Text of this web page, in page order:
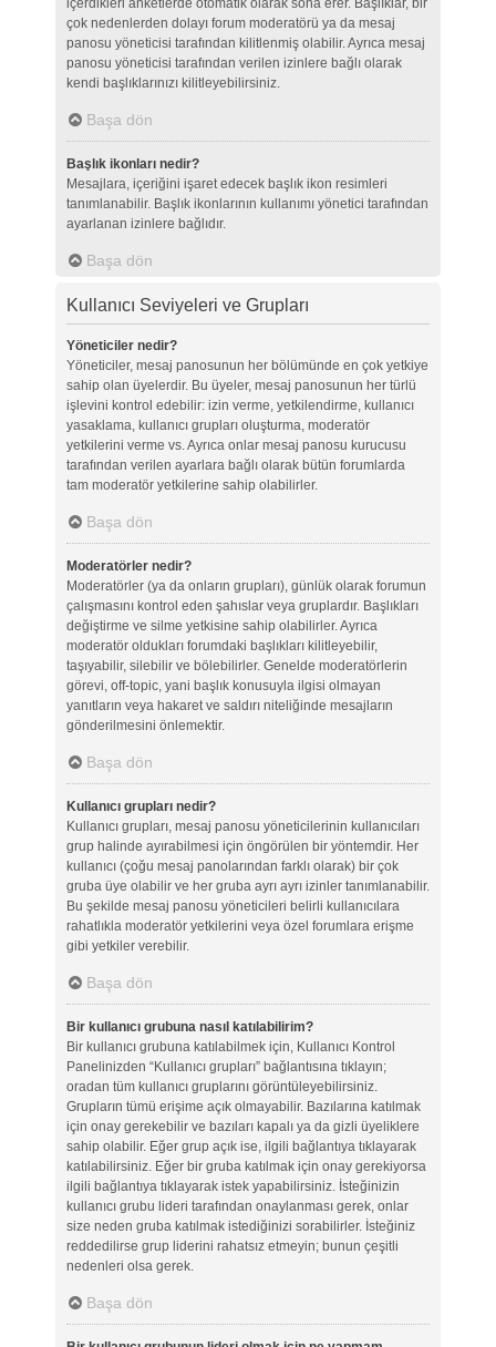
içerdikleri anketlerde otomatik olarak sona erer. Başlıklar, bir
çok nedenlerden dolayı forum moderatörü ya da mesaj
panosu yöneticisi tarafından kilitlenmiş olabilir. Ayrıca mesaj
panosu yöneticisi tarafından verilen izinlere bağlı olarak
kendi başlıklarınızı kilitleyebilirsiniz.
Başa dön
Başlık ikonları nedir?
Mesajlara, içeriğini işaret edecek başlık ikon resimleri
tanımlanabilir. Başlık ikonlarının kullanımı yönetici tarafından
ayarlanan izinlere bağlıdır.
Başa dön
Kullanıcı Seviyeleri ve Grupları
Yöneticiler nedir?
Yöneticiler, mesaj panosunun her bölümünde en çok yetkiye
sahip olan üyelerdir. Bu üyeler, mesaj panosunun her türlü
işlevini kontrol edebilir: izin verme, yetkilendirme, kullanıcı
yasaklama, kullanıcı grupları oluşturma, moderatör
yetkilerini verme vs. Ayrıca onlar mesaj panosu kurucusu
tarafından verilen ayarlara bağlı olarak bütün forumlarda
tam moderatör yetkilerine sahip olabilirler.
Başa dön
Moderatörler nedir?
Moderatörler (ya da onların grupları), günlük olarak forumun
çalışmasını kontrol eden şahıslar veya gruplardır. Başlıkları
değiştirme ve silme yetkisine sahip olabilirler. Ayrıca
moderatör oldukları forumdaki başlıkları kilitleyebilir,
taşıyabilir, silebilir ve bölebilirler. Genelde moderatörlerin
görevi, off-topic, yani başlık konusuyla ilgisi olmayan
yanıtların veya hakaret ve saldırı niteliğinde mesajların
gönderilmesini önlemektir.
Başa dön
Kullanıcı grupları nedir?
Kullanıcı grupları, mesaj panosu yöneticilerinin kullanıcıları
grup halinde ayırabilmesi için öngörülen bir yöntemdir. Her
kullanıcı (çoğu mesaj panolarından farklı olarak) bir çok
gruba üye olabilir ve her gruba ayrı ayrı izinler tanımlanabilir.
Bu şekilde mesaj panosu yöneticileri belirli kullanıcılara
rahatlıkla moderatör yetkilerini veya özel forumlara erişme
gibi yetkiler verebilir.
Başa dön
Bir kullanıcı grubuna nasıl katılabilirim?
Bir kullanıcı grubuna katılabilmek için, Kullanıcı Kontrol
Panelinizden “Kullanıcı grupları” bağlantısına tıklayın;
oradan tüm kullanıcı gruplarını görüntüleyebilirsiniz.
Grupların tümü erişime açık olmayabilir. Bazılarına katılmak
için onay gerekebilir ve bazıları kapalı ya da gizli üyeliklere
sahip olabilir. Eğer grup açık ise, ilgili bağlantıya tıklayarak
katılabilirsiniz. Eğer bir gruba katılmak için onay gerekiyorsa
ilgili bağlantıya tıklayarak istek yapabilirsiniz. İsteğinizin
kullanıcı grubu lideri tarafından onaylanması gerek, onlar
size neden gruba katılmak istediğinizi sorabilirler. İsteğiniz
reddedilirse grup liderini rahatsız etmeyin; bunun çeşitli
nedenleri olsa gerek.
Başa dön